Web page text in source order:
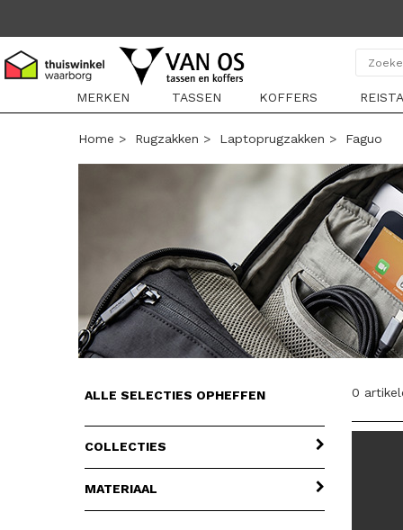
MERKEN
TASSEN KOFFERS
Home > Rugzakken > Laptoprugzakken > Faguo
ALLE SELECTIES OPHEFFEN
COLLECTIES
MATERIAAL
0